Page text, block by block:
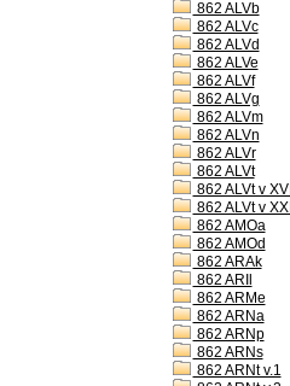
862 ALVb
862 ALVc
862 ALVd
862 ALVe
862 ALVf
862 ALVg
862 ALVm
862 ALVn
862 ALVr
862 ALVt
862 ALVt v XVII
862 ALVt v XXI
862 AMOa
862 AMOd
862 ARAk
862 ARIl
862 ARMe
862 ARNa
862 ARNp
862 ARNs
862 ARNt v.1